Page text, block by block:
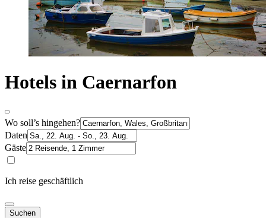
Hotels in Caernarfon
Wo soll’s hingehen?
Daten
Gäste
Ich reise geschäftlich
Suchen